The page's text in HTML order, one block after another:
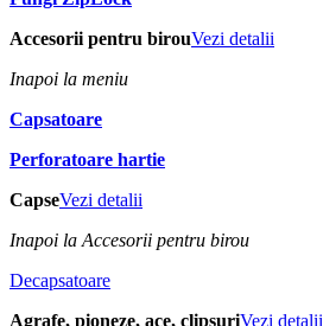
Accesorii pentru birouVezi detalii
Inapoi la meniu
Capsatoare
Perforatoare hartie
CapseVezi detalii
Inapoi la Accesorii pentru birou
Decapsatoare
Agrafe, pioneze, ace, clipsuriVezi detalii